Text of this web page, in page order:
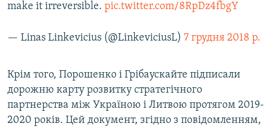
make it irreversible. pic.twitter.com/8RpDz4fbgY
— Linas Linkevicius (@LinkeviciusL) 7 грудня 2018 р.
Крім того, Порошенко і Грібаускайте підписали
дорожню карту розвитку стратегічного
партнерства між Україною і Литвою протягом 2019-
2020 років. Цей документ, згідно з повідомленням,